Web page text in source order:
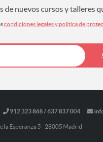
nuevos cursos y talleres
condiciones legales y política de
912 323 868 / 637 837 004
la Esperanza 5 - 28005 Madrid